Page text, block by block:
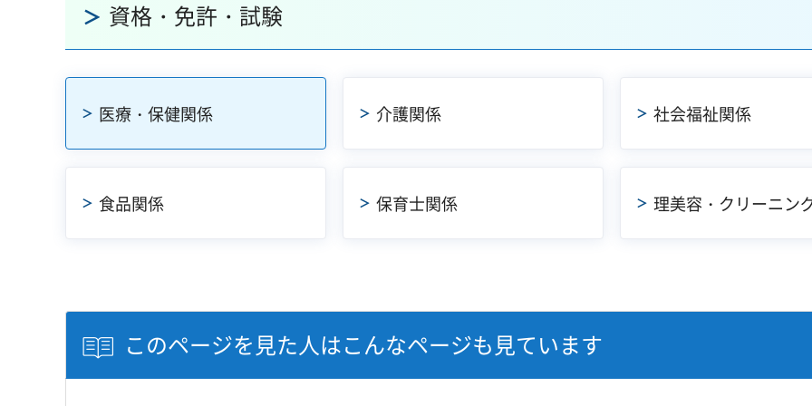
資格・免許・試験
医療・保健関係 介護関係 社会福祉関係
食品関係 保育士関係 理美容・クリーニン
このページを見た人はこんなページも見ています